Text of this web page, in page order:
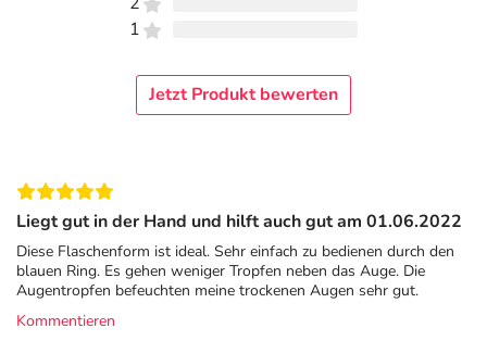
SafeDrop® 0,1% ist auch zur Benetzung von
Kontaktlinsen geeignet.
Natürliche Augenbefeuchtung mit Hyaluronsäure
HYLO-VISION® SafeDrop® 0,1% Augentropfen
Tränenfilm vor und ist daher besonders gut verträglich.
Hyaluronsäure zeichnet sich durch ein hohes
Wasserbindungsvermögen aus. Sie ist viskoelastisch und
haftet aufgrund der mucoadhäsiven Eigenschaften gut auf
der Augenoberfläche. HYLO-VISION® SafeDrop® 0,1 %
befeuchtet, benetzt und schützt die Augenoberfläche und
1
Jetzt Produkt bewerten
Liegt gut in der Hand und hilft auch gut am 01.06.2022
Diese Flaschenform ist ideal. Sehr einfach zu bedienen durch den
blauen Ring. Es gehen weniger Tropfen neben das Auge. Die
Augentropfen befeuchten meine trockenen Augen sehr gut.
Kommentieren